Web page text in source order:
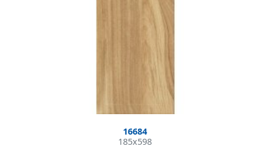
16684
185x598